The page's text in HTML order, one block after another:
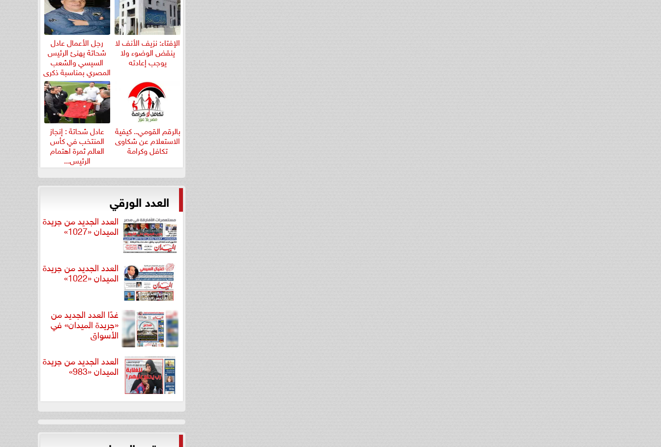
الإفتاء: نزيف الأنف لا
ينقض الوضوء ولا
يوجب إعادته
رجل الأعمال عادل
شحاتة يهنئ الرئيس
السيسي والشعب
المصري بمناسبة ذكرى
ثورة...
بالرقم القومي.. كيفية
الاستعلام عن شكاوى
تكافل وكرامة
عادل شحاتة : إنجاز
المنتخب في كأس
العالم ثمرة اهتمام
الرئيس...
العدد الورقي
العدد الجديد من جريدة
الميدان «1027»
العدد الجديد من جريدة
الميدان «1022»
غدًا العدد الجديد من
«جريدة الميدان» في
الأسواق
العدد الجديد من جريدة
الميدان «983»